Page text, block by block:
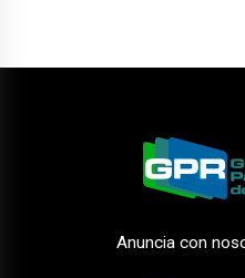
Anuncia con